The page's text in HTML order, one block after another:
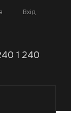
Вхід
1 240